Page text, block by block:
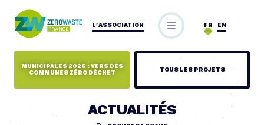
L’ASSOCIATION EN
FR
MUNICIPALES 2026 : VERS DES
COMMUNES ZÉRO DÉCHET
TOUS LES PROJETS
ACTUALITÉS